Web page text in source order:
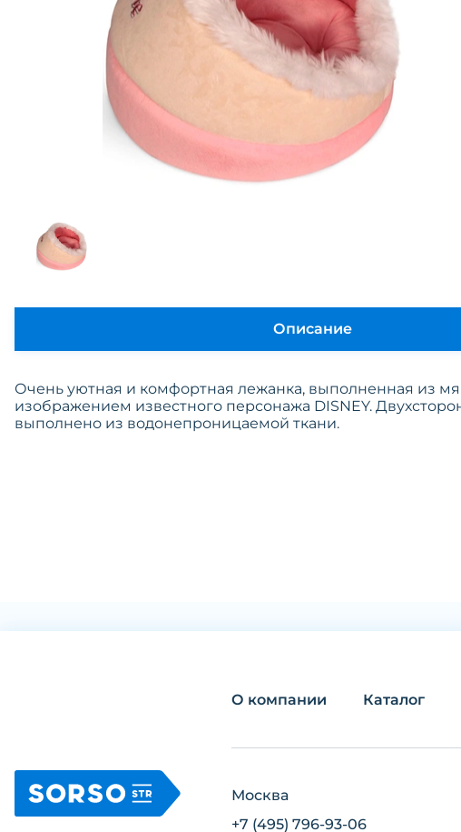
Описание
Очень уютная и комфортная лежанка, выполненная из
изображением известного персонажа DISNEY.
выполнено из водонепроницаемой ткани.
О компании Каталог
Москва
+7 (495) 796-93-06